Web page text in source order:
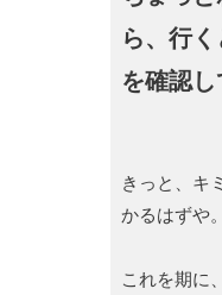
ら、行
を確認し
きっと、キ
かるはずや。
これを期に